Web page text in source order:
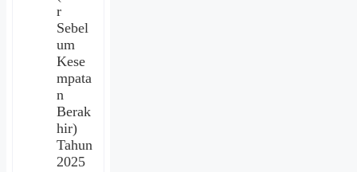
r
Sebel
um
Kese
mpata
n
Berak
hir)
Tahun
2025